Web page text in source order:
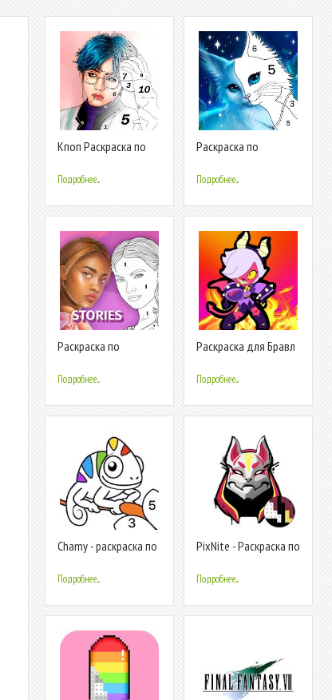
Кпоп Раскраска по
Подробнее...
Раскраска по
Подробнее...
Раскраска по
сюжетом
Подробнее...
Раскраска для Бравл
Подробнее...
Chamy - раскраска по
Подробнее...
PixNite - Раскраска по
Подробнее...